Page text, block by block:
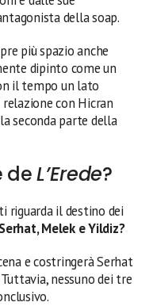
della soap.
più spazio anche
dipinto come un
il tempo un lato
con Hicran
seconda parte della
deL’Erede?
riguarda il destino dei
Melek e Yildiz?
e costringerà Serhat
nessuno dei tre